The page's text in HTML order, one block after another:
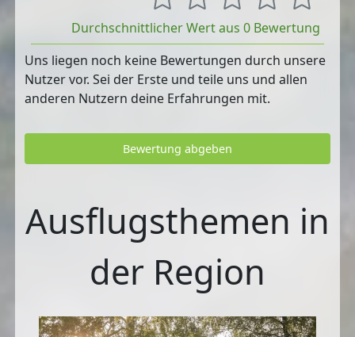
Durchschnittlicher Wert aus 0 Bewertung
Uns liegen noch keine Bewertungen durch unsere
Nutzer vor. Sei der Erste und teile uns und allen
anderen Nutzern deine Erfahrungen mit.
Bewertung abgeben
Ausflugsthemen in
der Region